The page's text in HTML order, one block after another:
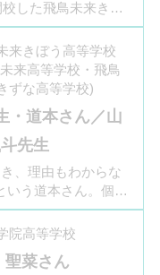
した飛鳥未来きぼ
。彼女は中学3年
しながら夢に近づ
変更を決意しまし
の冨川先生に、通信
行事について語って
日々の何気ない会
徒の温かな信頼関
来きぼう高等学校
来高等学校・飛鳥
ずな高等学校)
・道本さん／山
先生
、理由もわからな
いう道本さん。個別
決め手に、飛鳥未来
転入を選びまし
ながら、オープン
ポート役「キャス
院高等学校
聖菜さん